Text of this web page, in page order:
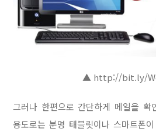
▲ http://bit.ly/
그러나 한편으로 간단하게 메일을 확
용도로는 분명 태블릿이나 스마트폰